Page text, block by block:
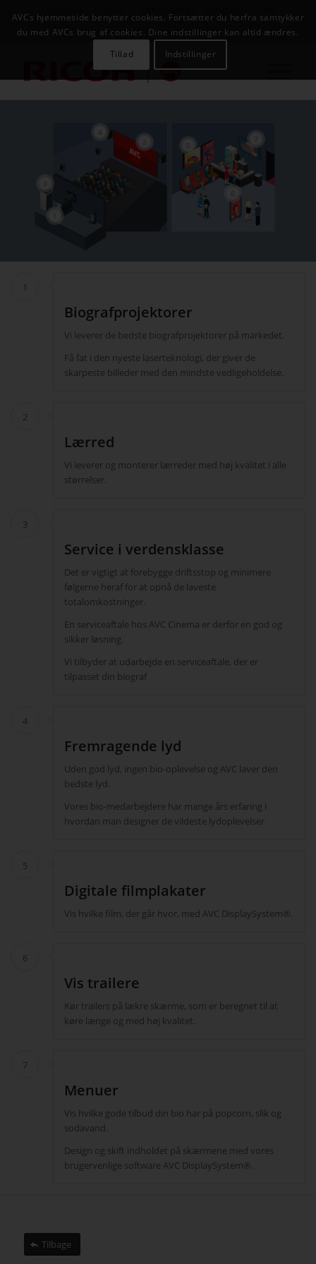
AVC INFOSYSTEM
1
Biografprojektorer
Vi leverer de bedste biografprojektorer på markedet.
Få fat i den nyeste laserteknologi, der giver de
skarpeste billeder med den mindste vedligeholdelse.
2
Lærred
Vi leverer og monterer lærreder med høj kvalitet i alle
størrelser.
3
Service i verdensklasse
Det er vigtigt at forebygge driftsstop og minimere
følgerne heraf for at opnå de laveste
totalomkostninger.
En serviceaftale hos AVC Cinema er derfor en god og
sikker løsning.
Vi tilbyder at udarbejde en serviceaftale, der er
tilpasset din biograf
4
Fremragende lyd
Uden god lyd, ingen bio-oplevelse og AVC laver den
bedste lyd.
Vores bio-medarbejdere har mange års erfaring i
hvordan man designer de vildeste lydoplevelser.
5
Digitale filmplakater
Vis hvilke film, der går hvor, med AVC DisplaySystem®.
6
Vis trailere
Kør trailers på lækre skærme, som er beregnet til at
køre længe og med høj kvalitet.
7
Menuer
Vis hvilke gode tilbud din bio har på popcorn, slik og
sodavand.
Design og skift indholdet på skærmene med vores
brugervenlige software AVC DisplaySystem®.
Tilbage
AVCs hjemmeside benytter cookies. Fortsætter du herfra samtykker
du med AVCs brug af cookies. Dine indstillinger kan altid ændres.
Tillad
Indstillinger